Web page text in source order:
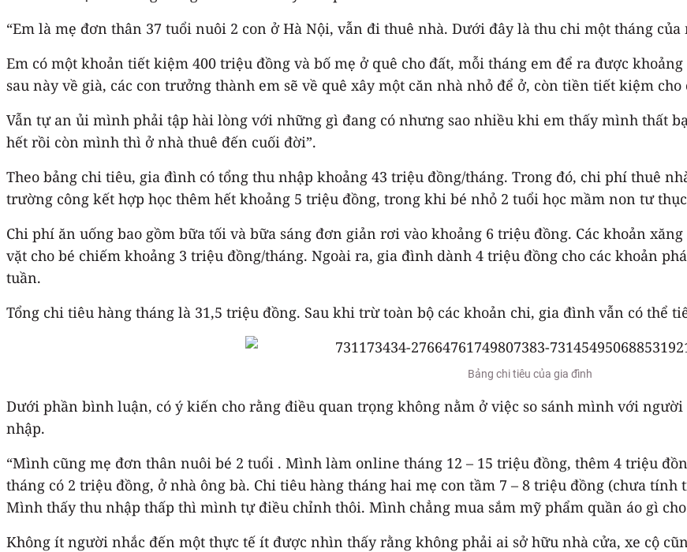
“Em là mẹ đơn thân 37 tuổi nuôi 2 con ở Hà Nội, vẫn đi thuê nhà. Dưới đây là thu chi một tháng của
Em có một khoản tiết kiệm 400 triệu đồng và bố mẹ ở quê cho đất, mỗi tháng em để ra được
sau này về già, các con trưởng thành em sẽ về quê xây một căn nhà nhỏ để ở, còn tiền tiết kiệm cho
Vẫn tự an ủi mình phải tập hài lòng với những gì đang có nhưng sao nhiều khi em thấy mình thất
hết rồi còn mình thì ở nhà thuê đến cuối đời”.
Theo bảng chi tiêu, gia đình có tổng thu nhập khoảng 43 triệu đồng/tháng. Trong đó, chi phí thuê
trường công kết hợp học thêm hết khoảng 5 triệu đồng, trong khi bé nhỏ 2 tuổi học mầm non tư
Chi phí ăn uống bao gồm bữa tối và bữa sáng đơn giản rơi vào khoảng 6 triệu đồng. Các khoản
vặt cho bé chiếm khoảng 3 triệu đồng/tháng. Ngoài ra, gia đình dành 4 triệu đồng cho các khoản
tuần.
Tổng chi tiêu hàng tháng là 31,5 triệu đồng. Sau khi trừ toàn bộ các khoản chi, gia đình vẫn có thể
Bảng chi tiêu của gia đình
Dưới phần bình luận, có ý kiến cho rằng điều quan trọng không nằm ở việc so sánh mình với
nhập.
“Mình cũng mẹ đơn thân nuôi bé 2 tuổi . Mình làm online tháng 12 – 15 triệu đồng, thêm 4 triệu
tháng có 2 triệu đồng, ở nhà ông bà. Chi tiêu hàng tháng hai mẹ con tầm 7 – 8 triệu đồng (chưa
Mình thấy thu nhập thấp thì mình tự điều chỉnh thôi. Mình chẳng mua sắm mỹ phẩm quần áo gì
Không ít người nhắc đến một thực tế ít được nhìn thấy rằng không phải ai sở hữu nhà cửa, xe cộ